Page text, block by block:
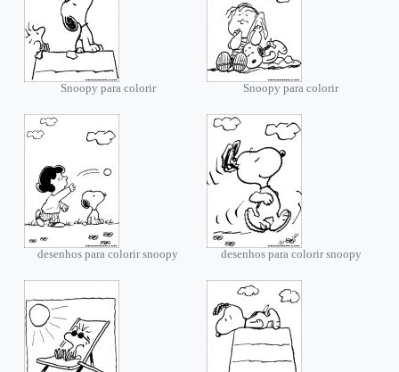
Snoopy para colorir Snoopy para colorir
desenhos para colorir snoopy desenhos para colorir snoopy